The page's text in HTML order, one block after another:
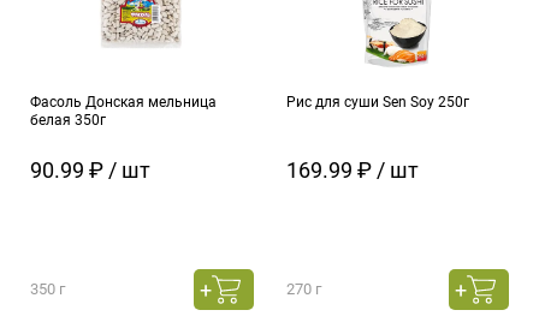
Фасоль Донская мельница
белая 350г
90.99 ₽ / шт
350 г
Рис для суши Sen Soy 250г
169.99 ₽ / шт
270 г